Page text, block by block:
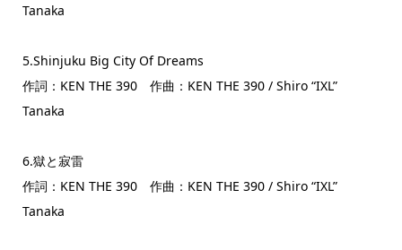
Tanaka
5.Shinjuku Big City Of Dreams
作詞：KEN THE 390 作曲：KEN THE 390 / Shiro “IXL”
Tanaka
6.獄と寂雷
作詞：KEN THE 390 作曲：KEN THE 390 / Shiro “IXL”
Tanaka